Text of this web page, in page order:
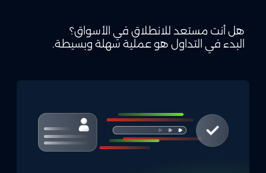
هل أنت مستعد للانطلاق في الأسواق؟
البدء في التداول هو عملية سهلة وبسيطة.